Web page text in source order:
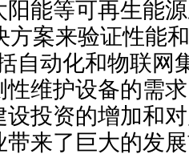
阳能等可再生能
方案来验证性能
自动化和物联网
性维护设备的需
设投资的增加和
带来了巨大的发